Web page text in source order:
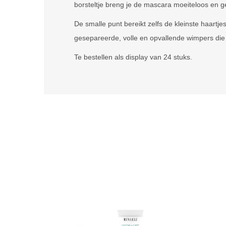
borsteltje breng je de mascara moeiteloos en
De smalle punt bereikt zelfs de kleinste
gesepareerde, volle en opvallende wimpers
Te bestellen als display van 24 stuks.